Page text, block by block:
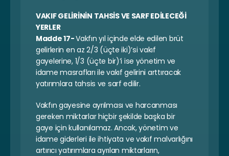
VAKIF GELİRİNİN TAHSİS VE SARF EDİLECEĞİ
YERLER
Madde 17- Vakfın yıl içinde elde edilen brüt
gelirlerin en az 2/3 (üçte iki)’si vakıf
gayelerine, 1/3 (üçte bir)’i ise yönetim ve
idame masrafları ile vakıf gelirini arttıracak
yatırımlara tahsis ve sarf edilir.
Vakfın gayesine ayrılması ve harcanması
gereken miktarlar hiçbir şekilde başka bir
gaye için kullanılamaz. Ancak, yönetim ve
idame giderleri ile ihtiyata ve vakıf malvarlığını
artırıcı yatırımlara ayrılan miktarların,